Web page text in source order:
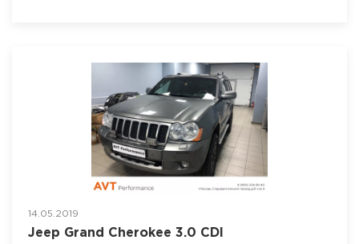
14.05.2019
Jeep Grand Cherokee 3.0 CDI